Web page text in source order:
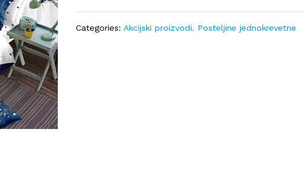
Categories:Akcijski proizvodi, Posteljine jednokrevetne